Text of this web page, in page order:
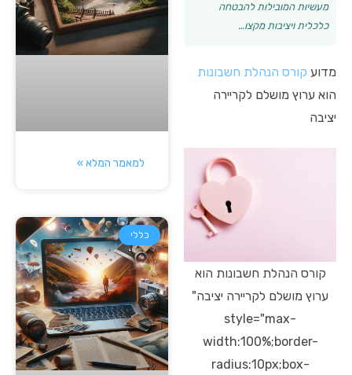
מעשיות המובילות להבטחה
כלכלית ויציבות מקצו…
מדוע קורס הנהלת חשבונות
הוא ערוץ מושלם לקריירה
יציבה
קורס הנהלת חשבונות הוא
ערוץ מושלם לקריירה יציבה"
style="max-
width:100%;border-
radius:10px;box-
למאמר המלא »
כללי